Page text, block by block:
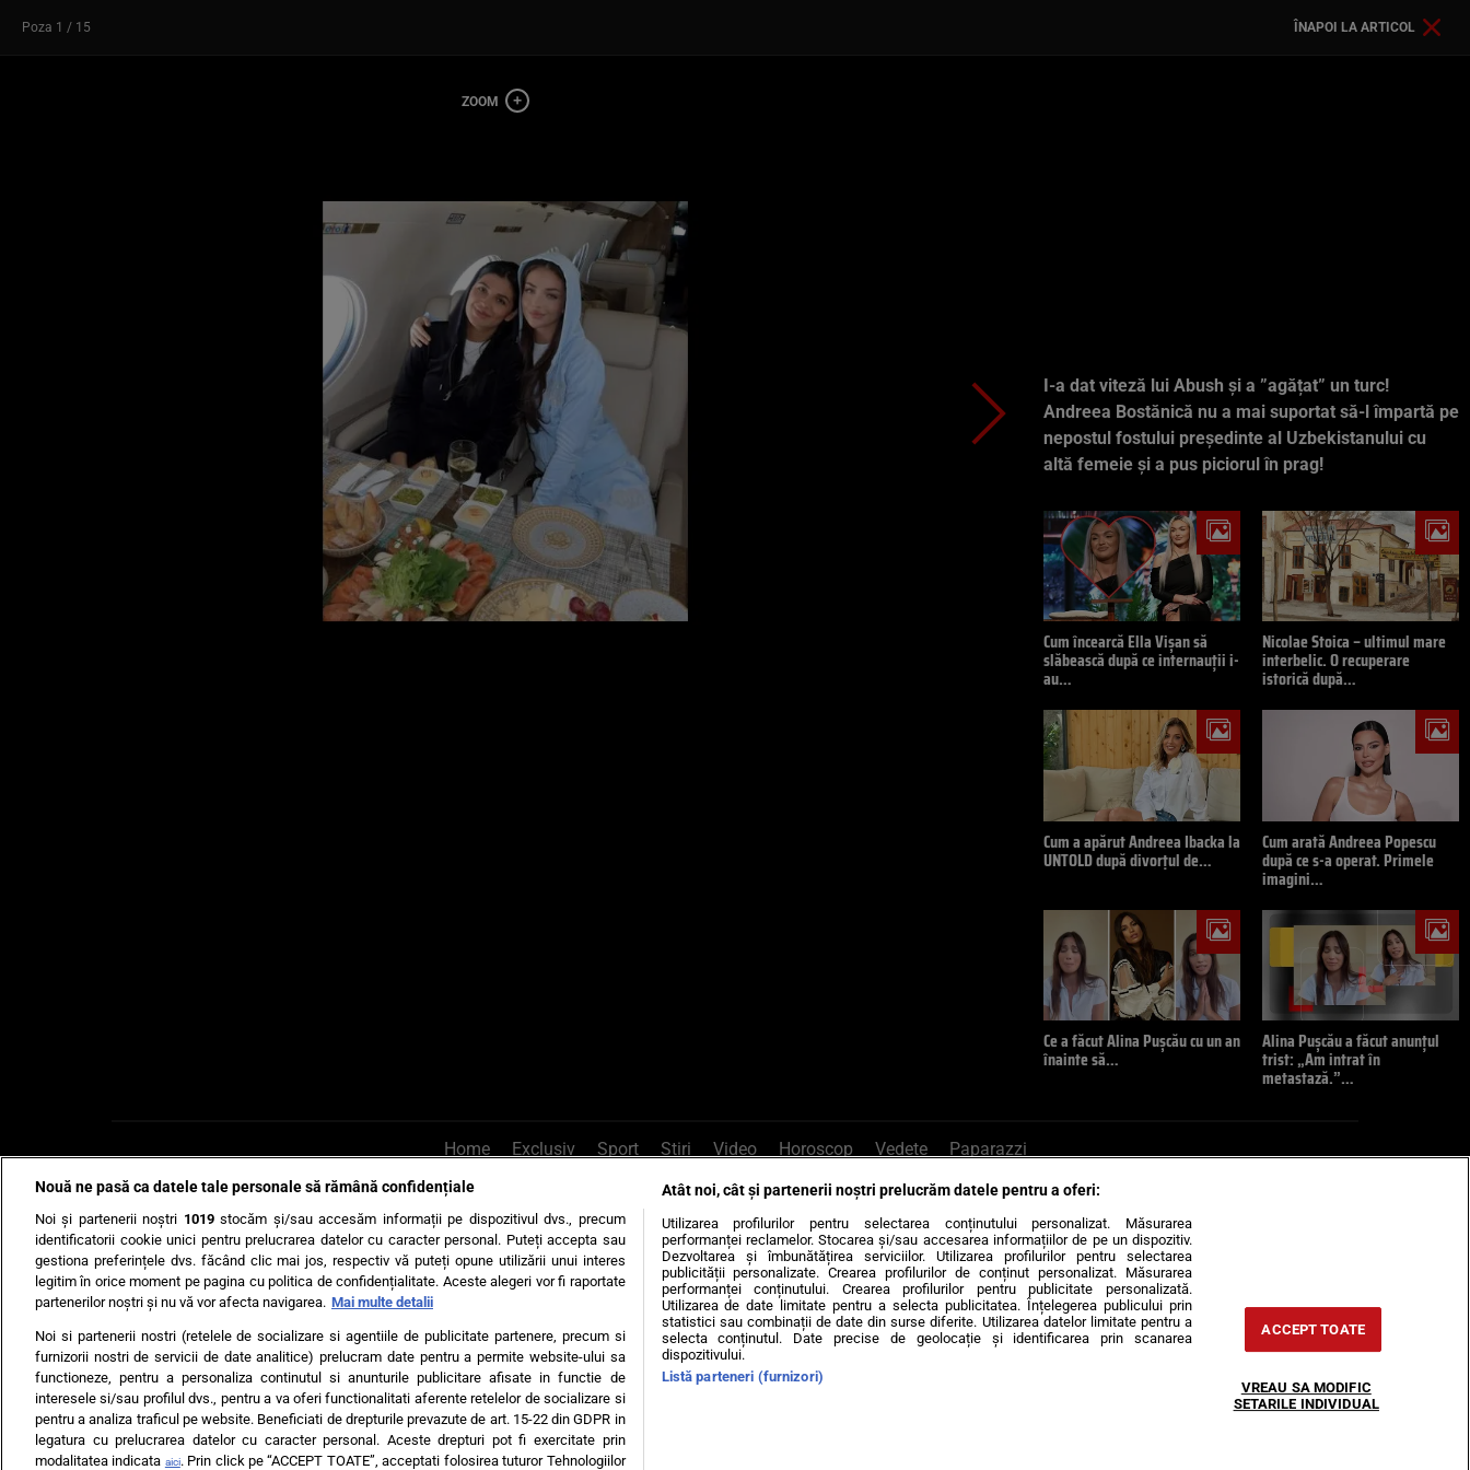
Poza 1 / 15 ÎNAPOI LA ARTICOL
I-a dat viteză lui Abush și a ”agățat” un turc!
Andreea Bostănică nu a mai suportat să-l împartă pe
nepostul fostului președinte al Uzbekistanului cu
altă femeie și a pus piciorul în prag!
Cum încearcă Ella Vișan să
slăbească după ce internauții i-
au…
Nicolae Stoica – ultimul mare
interbelic. O recuperare
istorică după…
Cum a apărut Andreea Ibacka la
UNTOLD după divorțul de…
Cum arată Andreea Popescu
după ce s-a operat. Primele
imagini…
Ce a făcut Alina Pușcău cu un an
înainte să…
Alina Pușcău a făcut anunțul
trist: „Am intrat în
metastază.”…
Home Exclusiv Sport Știri Video Horoscop Vedete Paparazzi
AI UN PONT? Scrie-ne pe Whatsapp, sună la 0741226226 sau trimite mail la pont@cancan.ro
Știri interne Știri externe Politică
Ultimele stiri Diete Insula Iubirii Dictionar de vise LIFE STYLE Horoscop
Echipa editorială Termeni si condiții Politica de confidențialitate
Nouă ne pasă ca datele tale personale să rămână confidențiale
Noi și partenerii noștri 1019stocăm și/sau accesăm informații pe dispozitivul dvs., precum
identificatorii cookie unici pentru prelucrarea datelor cu caracter personal. Puteți accepta sau
gestiona preferințele dvs. făcând clic mai jos, respectiv vă puteți opune utilizării unui interes
legitim în orice moment pe pagina cu politica de confidențialitate. Aceste alegeri vor fi raportate
partenerilor noștri și nu vă vor afecta navigarea. Mai multe detalii
Noi si partenerii nostri (retelele de socializare si agentiile de publicitate partenere, precum si
furnizorii nostri de servicii de date analitice) prelucram date pentru a permite website-ului sa
functioneze, pentru a personaliza continutul si anunturile publicitare afisate in functie de
interesele si/sau profilul dvs., pentru a va oferi functionalitati aferente retelelor de socializare si
pentru a analiza traficul pe website. Beneficiati de drepturile prevazute de art. 15-22 din GDPR in
legatura cu prelucrarea datelor cu caracter personal. Aceste drepturi pot fi exercitate prin
modalitatea indicata aici. Prin click pe “ACCEPT TOATE”, acceptati folosirea tuturor Tehnologiilor
Atât noi, cât și partenerii noștri prelucrăm datele pentru a oferi:
Utilizarea profilurilor pentru selectarea conținutului personalizat. Măsurarea
performanței reclamelor. Stocarea și/sau accesarea informațiilor de pe un dispozitiv.
Dezvoltarea și îmbunătățirea serviciilor. Utilizarea profilurilor pentru selectarea
publicității personalizate. Crearea profilurilor de conținut personalizat. Măsurarea
performanței conținutului. Crearea profilurilor pentru publicitate personalizată.
Utilizarea de date limitate pentru a selecta publicitatea. Înțelegerea publicului prin
statistici sau combinații de date din surse diferite. Utilizarea datelor limitate pentru a
selecta conținutul. Date precise de geolocație și identificarea prin scanarea
dispozitivului.
Listă parteneri (furnizori)
ACCEPT TOATE
VREAU SA MODIFIC
SETARILE INDIVIDUAL